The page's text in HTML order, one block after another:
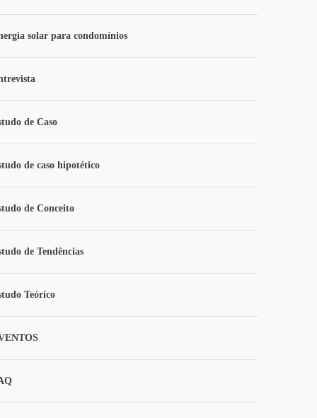
solar para condomínios
de Caso
de caso hipotético
de Conceito
de Tendências
Teórico